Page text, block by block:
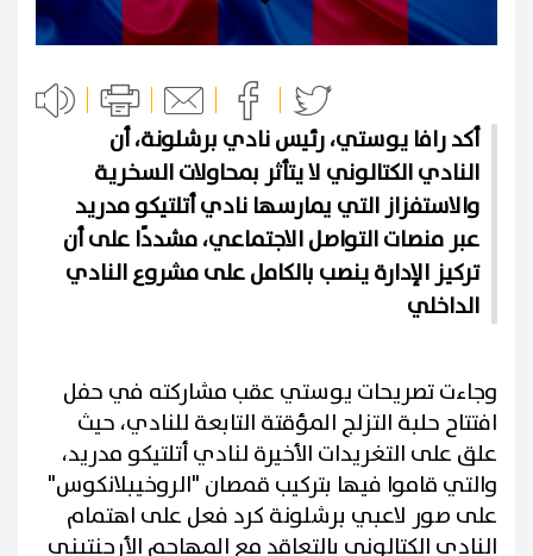
أكد رافا يوستي، رئيس نادي برشلونة، أن
النادي الكتالوني لا يتأثر بمحاولات السخرية
والاستفزاز التي يمارسها نادي أتلتيكو مدريد
عبر منصات التواصل الاجتماعي، مشددًا على أن
تركيز الإدارة ينصب بالكامل على مشروع النادي
الداخلي
وجاءت تصريحات يوستي عقب مشاركته في حفل
افتتاح حلبة التزلج المؤقتة التابعة للنادي، حيث
علق على التغريدات الأخيرة لنادي أتلتيكو مدريد،
والتي قاموا فيها بتركيب قمصان "الروخيبلانكوس"
على صور لاعبي برشلونة كرد فعل على اهتمام
النادي الكتالوني بالتعاقد مع المهاجم الأرجنتيني